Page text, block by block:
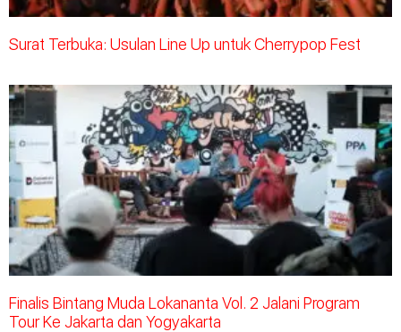
Surat Terbuka: Usulan Line Up untuk Cherrypop Fest
Finalis Bintang Muda Lokananta Vol. 2 Jalani Program
Tour Ke Jakarta dan Yogyakarta